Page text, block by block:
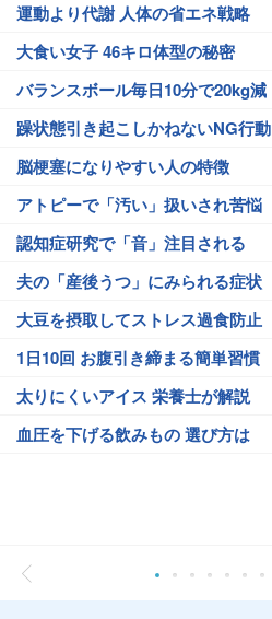
運動より代謝 人体の省エネ戦略
大食い女子 46キロ体型の秘密
バランスボール毎日10分で20kg減
躁状態引き起こしかねないNG行動
脳梗塞になりやすい人の特徴
アトピーで「汚い」扱いされ苦悩
認知症研究で「音」注目される
夫の「産後うつ」にみられる症状
大豆を摂取してストレス過食防止
1日10回 お腹引き締まる簡単習慣
太りにくいアイス 栄養士が解説
血圧を下げる飲みもの 選び方は